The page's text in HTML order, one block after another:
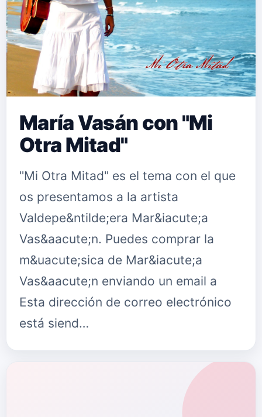
María Vasán con "Mi
Otra Mitad"
"Mi Otra Mitad" es el tema con el que
os presentamos a la artista
Valdepe&ntilde;era Mar&iacute;a
Vas&aacute;n. Puedes comprar la
m&uacute;sica de Mar&iacute;a
Vas&aacute;n enviando un email a
Esta dirección de correo electrónico
está siend…